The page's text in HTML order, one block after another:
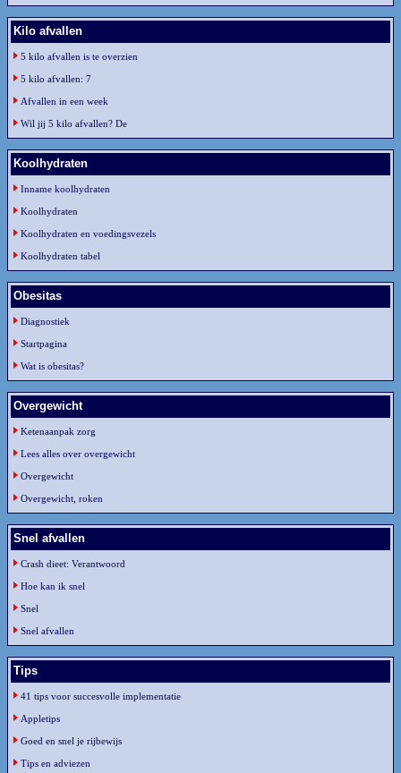
Kilo afvallen
5 kilo afvallen is te overzien
5 kilo afvallen: 7
Afvallen in een week
Wil jij 5 kilo afvallen? De
Koolhydraten
Inname koolhydraten
Koolhydraten
Koolhydraten en voedingsvezels
Koolhydraten tabel
Obesitas
Diagnostiek
Startpagina
Wat is obesitas?
Overgewicht
Ketenaanpak zorg
Lees alles over overgewicht
Overgewicht
Overgewicht, roken
Snel afvallen
Crash dieet: Verantwoord
Hoe kan ik snel
Snel
Snel afvallen
Tips
41 tips voor succesvolle implementatie
Appletips
Goed en snel je rijbewijs
Tips en adviezen